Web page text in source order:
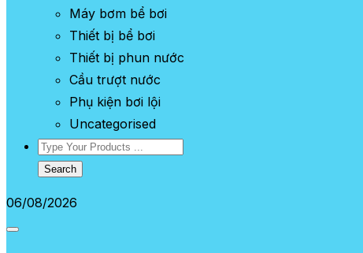
Máy bơm bể bơi
Thiết bị bể bơi
Thiết bị phun nước
Cầu trượt nước
Phụ kiện bơi lội
Uncategorised
Search
06/08/2026